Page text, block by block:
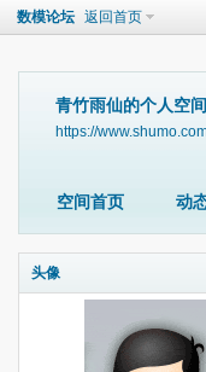
数模论坛 返回首页
青竹雨仙的个人空间
https://
空间首页 动
头像